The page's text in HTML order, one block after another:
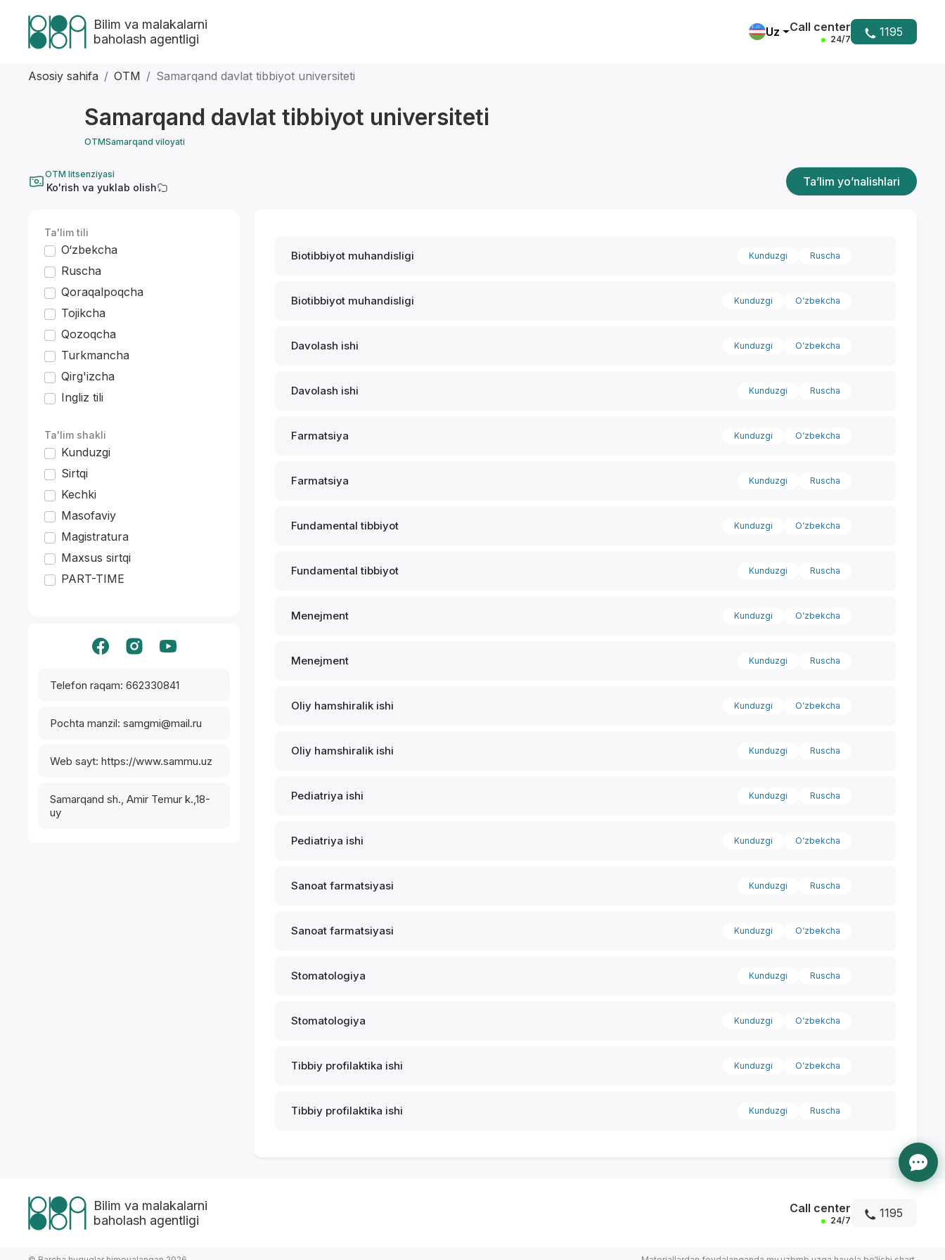
Bilim va malakalarni
baholash agentligi
Uz Call center
24/7 1195
Asosiy sahifa OTM Samarqand davlat tibbiyot universiteti
Samarqand davlat tibbiyot universiteti
OTMSamarqand viloyati
OTM litsenziyasi
Ko'rish va yuklab olish Ta’lim yo’nalishlari
Ta'lim tili
O‘zbekcha
Ruscha
Qoraqalpoqcha
Tojikcha
Qozoqcha
Turkmancha
Qirg'izcha
Ingliz tili
Ta'lim shakli
Kunduzgi
Sirtqi
Kechki
Masofaviy
Magistratura
Maxsus sirtqi
PART-TIME
Telefon raqam: 662330841
Pochta manzil: samgmi@mail.ru
Web sayt: https://www.sammu.uz
Samarqand sh., Amir Temur k.,18-
uy
Biotibbiyot muhandisligi Kunduzgi Ruscha
Biotibbiyot muhandisligi Kunduzgi O‘zbekcha
Davolash ishi Kunduzgi O‘zbekcha
Davolash ishi Kunduzgi Ruscha
Farmatsiya Kunduzgi O‘zbekcha
Farmatsiya Kunduzgi Ruscha
Fundamental tibbiyot Kunduzgi O‘zbekcha
Fundamental tibbiyot Kunduzgi Ruscha
Menejment Kunduzgi O‘zbekcha
Menejment Kunduzgi Ruscha
Oliy hamshiralik ishi Kunduzgi O‘zbekcha
Oliy hamshiralik ishi Kunduzgi Ruscha
Pediatriya ishi Kunduzgi Ruscha
Pediatriya ishi Kunduzgi O‘zbekcha
Sanoat farmatsiyasi Kunduzgi Ruscha
Sanoat farmatsiyasi Kunduzgi O‘zbekcha
Stomatologiya Kunduzgi Ruscha
Stomatologiya Kunduzgi O‘zbekcha
Tibbiy profilaktika ishi Kunduzgi O‘zbekcha
Tibbiy profilaktika ishi Kunduzgi Ruscha
Bilim va malakalarni
baholash agentligi
Call center
24/7 1195
Yordam markazi